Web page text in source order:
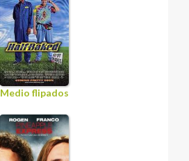
Medio flipados